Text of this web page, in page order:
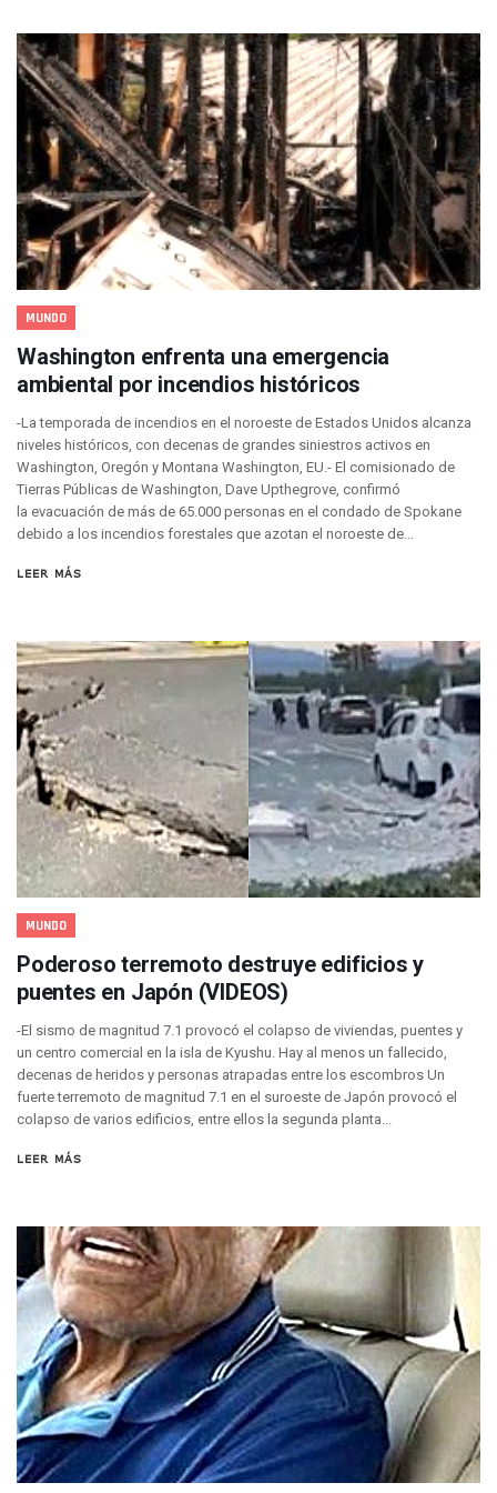
“Kato” Supera El Abandono Y Comienza Una Nueva Vida
México Necesitaba 600 Mil Empleos; Solo Generó 262 Mil
Poderoso Terremoto Destruye Edificios Y Puentes En
Munguía Es El Sexto Mejor Alcalde De Jalisco, Según
ATM Incorpora 20 Nuevos Camiones Al Corredor Bahía
Colectivos Piden A Lemus Más Ministerios Públicos Para
Avenida Federación En Puerto Vallarta Registra 80% De
Caída De “El Mencho” Elevó Percepción De Inseguridad
Mercado Vallarta Incluye Reúne A Emprendedores Locales
Morenistas Imparten Taller En Puerto Vallarta
CEDHJ Señala Violaciones A Derechos De Víctima De
Lluvias E Inundaciones No Detienen El Transporte Público
Bruno Blancas Reúne A Especialistas Para Analizar La
Juan Carlos Castro Realiza Asamblea Informativa En La
Huracán En Formación Podría Generar Oleaje Elevado En
Viajar A Puerto Vallarta Este Verano Puede Costar Hasta
Buscan Reducir Riesgos Por Cocodrilos En Playas De
Plantean “Ley Don Juanito” Al Diputado Federal Bruno
Adultos Mayores De Ixtapa Tendrán Una “Casa De Día”
Mujeres Recorren Calles De Ixtapa Para Identificar
Bruno Blancas Convoca A Mesa De Análisis Para La
CUCosta E IMSS Nayarit Avanzan En Acuerdos Para
Videos De Presunto Convoy Armado Desatan Operativo
Playa Las Cocinas: Retiran Concesión Y Anuncian Plan De
Dr. Álvarez Zayas Dirige Plan De Salud Animal Y
Por Desaparición Forzada, Expolicías De Nayarit
“El Mayo” Zambada Es Condenado A Morir En Prisión En
Orgullo Vallartense: Zhoemí Luévanos Competirá En El
Brigada Forense Brindará Atención A Familias De
Joven Esgrimista De Puerto Vallarta Asegura Lugar En El
Llegan Camiones “oruga” A Puerto Vallarta Con
Monzón Mexicano Causará Lluvias Muy Fuertes En
Acusado De Homicidio En El Tuito Permanecerá Un Año
Descartan Riesgo De Tsunami Para Puerto Vallarta Tras
Donald Trump Asistirá A La Final Del Mundial 2026 Entre
Región Sanitaria VIII Activa Programa Para Menores Con
Asesinan A Regidora De Tecate Por Morena Y A Su
Recuperan Seis Vehículos Con Reporte De Robo Durante
SEP Asigna Escuelas Para El Ciclo 2026-2027 En Jalisco;
Tráfico Aéreo Cae En Puerto Vallarta Durante El 2026;
SAT Lleva Su Oficina Móvil A Talpa De Allende Para
Mediante Asambleas Informativas Juan Carlos Castro
IMSS Rehabilitará Infraestructura De La UMF No. 170 En
Puerto Vallarta Se Suma A Simulacro Estatal Por Bloqueos
Retiran Cacharros De 30 Puntos En Colonias De Puerto
Movimiento Ciudadano Capacita A Su Estructura
MUNDO
Washington enfrenta una emergencia
ambiental por incendios históricos
-La temporada de incendios en el noroeste de Estados Unidos alcanza
niveles históricos, con decenas de grandes siniestros activos en
Washington, Oregón y Montana Washington, EU.- El comisionado de
Tierras Públicas de Washington, Dave Upthegrove, confirmó
la evacuación de más de 65.000 personas en el condado de Spokane
debido a los incendios forestales que azotan el noroeste de...
LEER MÁS
MUNDO
Poderoso terremoto destruye edificios y
puentes en Japón (VIDEOS)
-El sismo de magnitud 7.1 provocó el colapso de viviendas, puentes y
un centro comercial en la isla de Kyushu. Hay al menos un fallecido,
decenas de heridos y personas atrapadas entre los escombros Un
fuerte terremoto de magnitud 7.1 en el suroeste de Japón provocó el
colapso de varios edificios, entre ellos la segunda planta...
LEER MÁS